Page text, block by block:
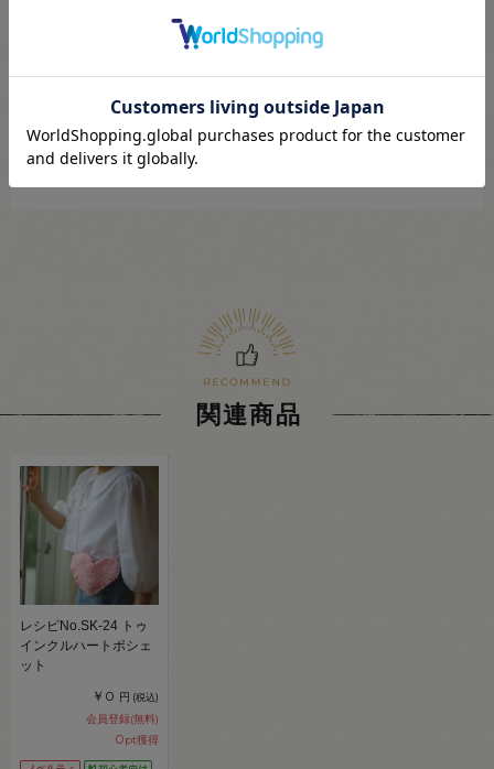
【ご注文前に必ずお読み下さい】
なる場合があります。
・予告なくパッケージが変更になる場合がございます。
・当社の他オンラインショップと在庫を共有しており、注文が確定して
関連商品
レシピNo.SK-24 トゥ
インクルハートポシェ
ット
￥0 円 (税込)
会員登録(無料)
0pt獲得